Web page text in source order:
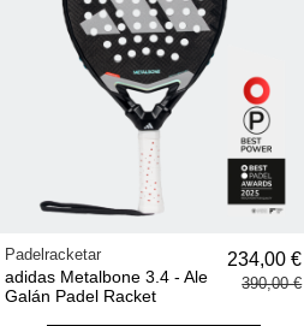
Padelracketar
adidas Metalbone 3.4 - Ale
Galán Padel Racket
234,00 €
390,00 €